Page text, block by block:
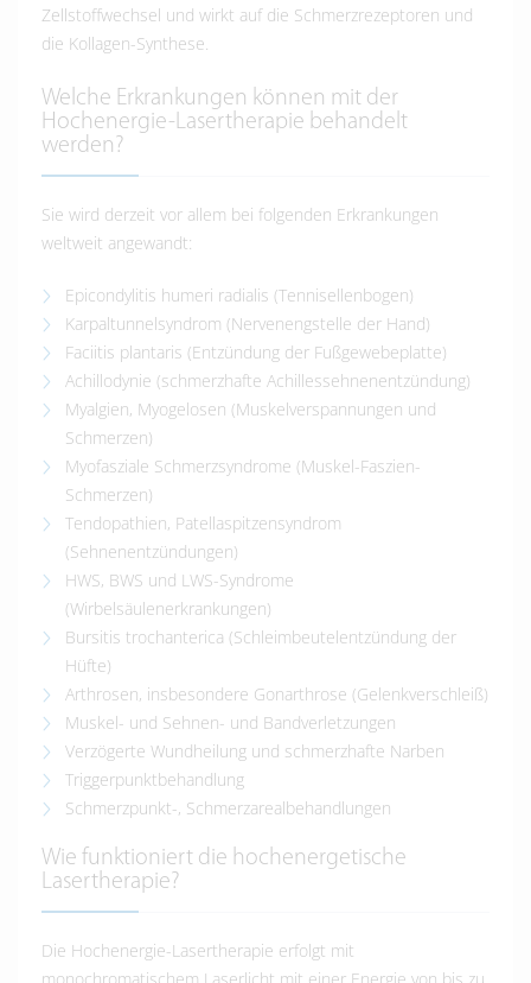
Zellstoffwechsel und wirkt auf die Schmerzrezeptoren und
die Kollagen-Synthese.
Welche Erkrankungen können mit der
Hochenergie-Lasertherapie behandelt
werden?
Sie wird derzeit vor allem bei folgenden Erkrankungen
weltweit angewandt:
Epicondylitis humeri radialis (Tennisellenbogen)
Karpaltunnelsyndrom (Nervenengstelle der Hand)
Faciitis plantaris (Entzündung der Fußgewebeplatte)
Achillodynie (schmerzhafte Achillessehnenentzündung)
Myalgien, Myogelosen (Muskelverspannungen und
Schmerzen)
Myofasziale Schmerzsyndrome (Muskel-Faszien-
Schmerzen)
Tendopathien, Patellaspitzensyndrom
(Sehnenentzündungen)
HWS, BWS und LWS-Syndrome
(Wirbelsäulenerkrankungen)
Bursitis trochanterica (Schleimbeutelentzündung der
Hüfte)
Arthrosen, insbesondere Gonarthrose (Gelenkverschleiß)
Muskel- und Sehnen- und Bandverletzungen
Verzögerte Wundheilung und schmerzhafte Narben
Triggerpunktbehandlung
Schmerzpunkt-, Schmerzarealbehandlungen
Wie funktioniert die hochenergetische
Lasertherapie?
Die Hochenergie-Lasertherapie erfolgt mit